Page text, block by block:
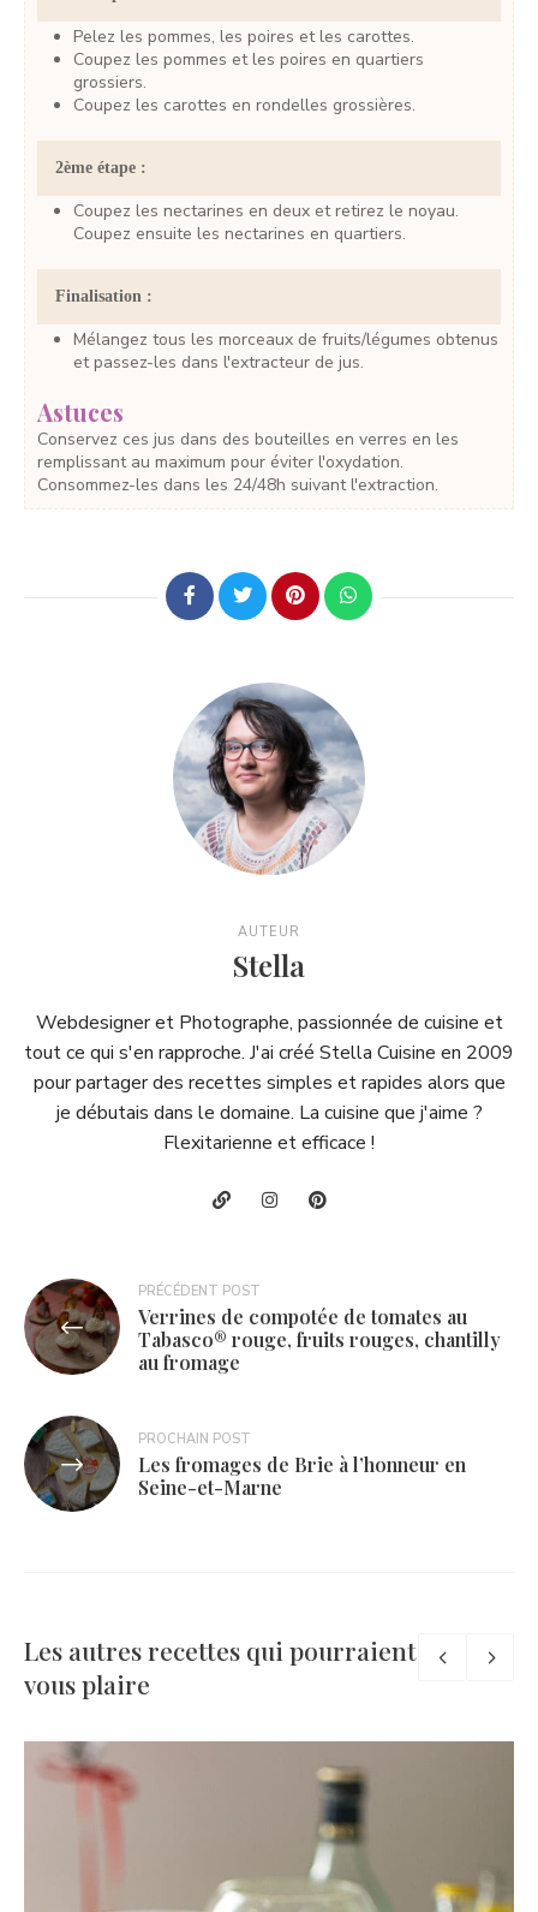
Pelez les pommes, les poires et les carottes.
Coupez les pommes et les poires en quartiers
grossiers.
Coupez les carottes en rondelles grossières.
2ème étape :
Coupez les nectarines en deux et retirez le noyau.
Coupez ensuite les nectarines en quartiers.
Finalisation :
Mélangez tous les morceaux de fruits/légumes obtenus
et passez-les dans l'extracteur de jus.
Astuces
Conservez ces jus dans des bouteilles en verres en les
remplissant au maximum pour éviter l'oxydation.
Consommez-les dans les 24/48h suivant l'extraction.
AUTEUR
Stella
Webdesigner et Photographe, passionnée de cuisine et
tout ce qui s'en rapproche. J'ai créé Stella Cuisine en 2009
pour partager des recettes simples et rapides alors que
je débutais dans le domaine. La cuisine que j'aime ?
Flexitarienne et efficace !
Navigation
de
l’article
PRÉCÉDENT POST
Verrines de compotée de tomates au
Tabasco® rouge, fruits rouges, chantilly
au fromage
PROCHAIN POST
Les fromages de Brie à l’honneur en
Seine-et-Marne
Les autres recettes qui pourraient
vous plaire